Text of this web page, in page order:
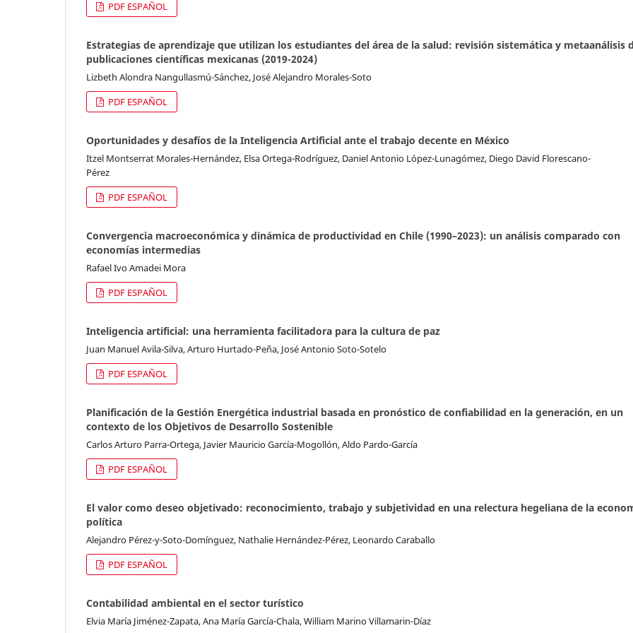
PDF ESPAÑOL
Estrategias de aprendizaje que utilizan los estudiantes del área de la salud: revisión sistemática y metaanálisis
publicaciones científicas mexicanas (2019-2024)
Lizbeth Alondra Nangullasmú-Sánchez, José Alejandro Morales-Soto
PDF ESPAÑOL
Oportunidades y desafíos de la Inteligencia Artificial ante el trabajo decente en México
Itzel Montserrat Morales-Hernández, Elsa Ortega-Rodríguez, Daniel Antonio López-Lunagómez, Diego David Florescano-
Pérez
PDF ESPAÑOL
Convergencia macroeconómica y dinámica de productividad en Chile (1990–2023): un análisis comparado con
economías intermedias
Rafael Ivo Amadei Mora
PDF ESPAÑOL
Inteligencia artificial: una herramienta facilitadora para la cultura de paz
Juan Manuel Avila-Silva, Arturo Hurtado-Peña, José Antonio Soto-Sotelo
PDF ESPAÑOL
Planificación de la Gestión Energética industrial basada en pronóstico de confiabilidad en la generación, en un
contexto de los Objetivos de Desarrollo Sostenible
Carlos Arturo Parra-Ortega, Javier Mauricio García-Mogollón, Aldo Pardo-García
PDF ESPAÑOL
El valor como deseo objetivado: reconocimiento, trabajo y subjetividad en una relectura hegeliana de la
política
Alejandro Pérez-y-Soto-Domínguez, Nathalie Hernández-Pérez, Leonardo Caraballo
PDF ESPAÑOL
Contabilidad ambiental en el sector turístico
Elvia María Jiménez-Zapata, Ana María García-Chala, William Marino Villamarin-Díaz